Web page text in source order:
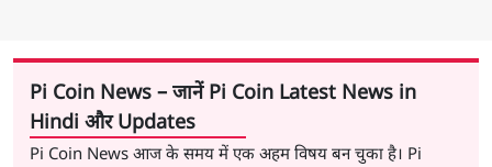
Pi Coin News – जानें Pi Coin Latest News in
Hindi और Updates
Pi Coin News आज के समय में एक अहम विषय बन चुका है। Pi